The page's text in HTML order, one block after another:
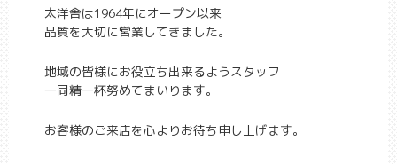
太洋舎は1964年にオープン以来
品質を大切に営業してきました。
地域の皆様にお役立ち出来るようスタッフ
一同精一杯努めてまいります。
お客様のご来店を心よりお待ち申し上げます。